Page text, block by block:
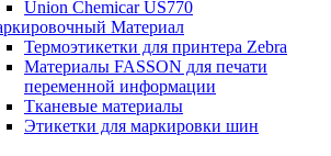
Union Chemicar US770
Материал
Термоэтикетки для принтера Zebra
Материалы FASSON для печати
переменной информации
Тканевые материалы
Этикетки для маркировки шин